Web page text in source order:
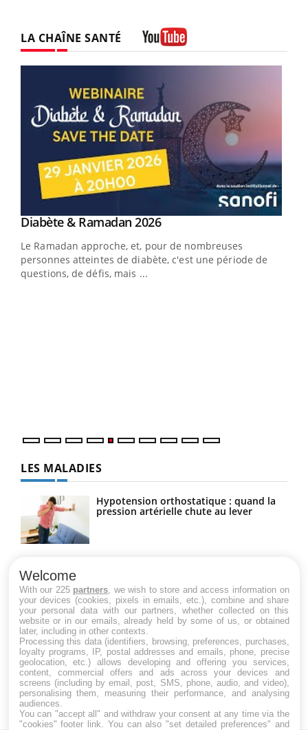
LA CHAÎNE SANTÉ
Youtube
Diabète & Ramadan 2026Youtube
Le Ramadan approche, et, pour de nombreuses
personnes atteintes de diabète, c'est une période de
questions, de défis, mais ...
LES MALADIES
Hypotension orthostatique : quand la
pression artérielle chute au lever
Maladie de Charcot (Sclérose latérale
amyotrophique)
Welcome
With our 225 partners , we wish to store and access information on
your devices (cookies, pixels in emails, etc.), combine and share
your personal data with our partners, whether collected on this
website or in our emails, already held by some of us, or obtained
later, including in other contexts.
Processing this data (identifiers, browsing, preferences, purchases,
loyalty programs, IP, postal addresses and emails, phone, precise
geolocation, etc.) allows developing and offering you services,
content, commercial offers and ads across your devices and
screens (including by email, post, SMS, phone, audio, and video),
personalising them, measuring their performance, and analysing
audiences.
You can "accept all" and withdraw your consent at any time via the
"cookies" footer link . You can also "set detailed preferences" and